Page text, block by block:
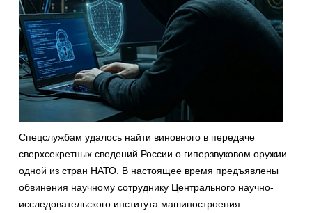
Спецслужбам удалось найти виновного в передаче
сверхсекретных сведений России о гиперзвуковом оружии
одной из стран НАТО. В настоящее время предъявлены
обвинения научному сотруднику Центрального научно-
исследовательского института машиностроения